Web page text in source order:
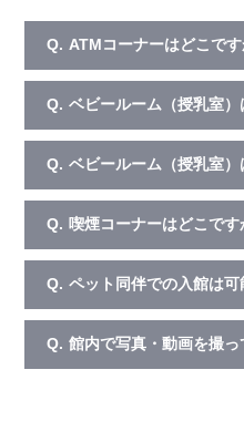
Q. ATMコーナーはどこです
Q. ベビールーム（授乳室）
Q. ベビールーム（授乳室
Q. 喫煙コーナーはどこです
Q. ペット同伴での入館は可
Q. 館内で写真・動画を撮っ